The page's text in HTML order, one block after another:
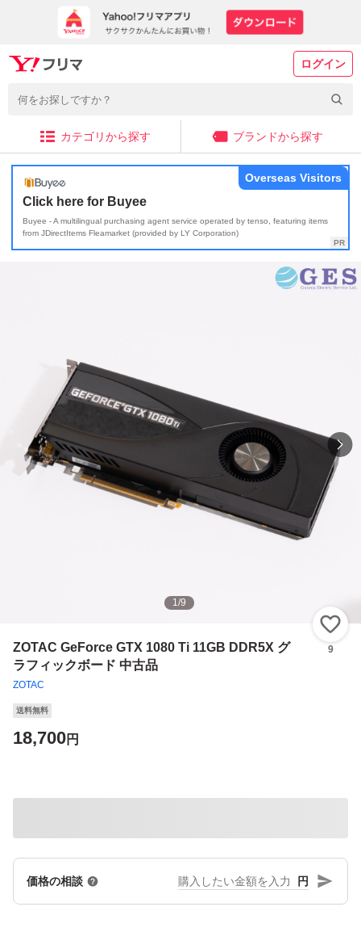
ログイン
カテゴリから探す ブランドから探す
Click here for Buyee
Buyee - A multilingual purchasing agent service operated by tenso, featuring items
from JDirectItems Fleamarket (provided by LY Corporation)
Overseas Visitors
1/9
ZOTAC GeForce GTX 1080 Ti 11GB DDR5X グ
ラフィックボード 中古品
ZOTAC
9
送料無料
18,700円
価格の相談 円